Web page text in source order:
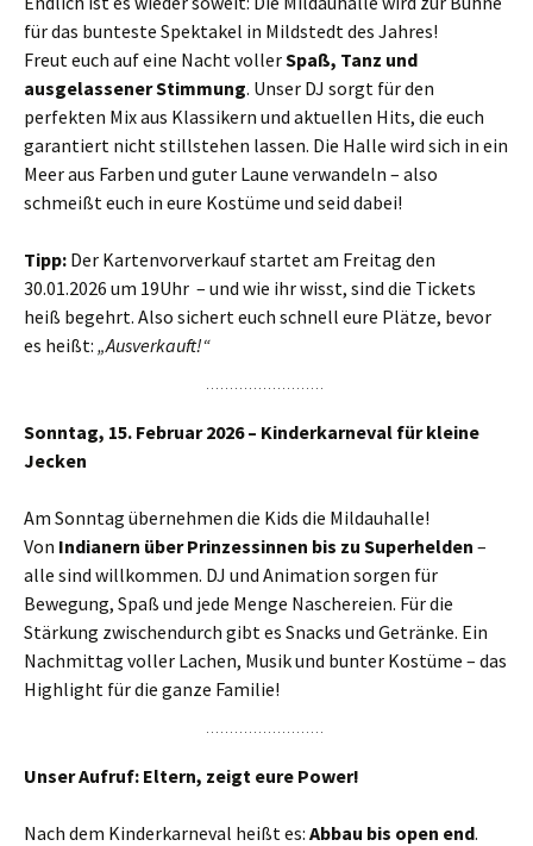
für das bunteste Spektakel in Mildstedt des Jahres!
Freut euch auf eine Nacht vollerSpaß, Tanz und
ausgelassener Stimmung. Unser DJ sorgt für den
perfekten Mix aus Klassikern und aktuellen Hits, die euch
garantiert nicht stillstehen lassen. Die Halle wird sich in ein
Meer aus Farben und guter Laune verwandeln – also
schmeißt euch in eure Kostüme und seid dabei!
Tipp: Der Kartenvorverkauf startet am Freitag den
30.01.2026 um 19Uhr – und wie ihr wisst, sind die Tickets
heiß begehrt. Also sichert euch schnell eure Plätze, bevor
es heißt: „Ausverkauft!“
Sonntag, 15. Februar 2026 – Kinderkarneval für kleine
Jecken
Am Sonntag übernehmen die Kids die Mildauhalle!
Von Indianern über Prinzessinnen bis zu Superhelden –
alle sind willkommen. DJ und Animation sorgen für
Bewegung, Spaß und jede Menge Naschereien. Für die
Stärkung zwischendurch gibt es Snacks und Getränke. Ein
Nachmittag voller Lachen, Musik und bunter Kostüme – das
Highlight für die ganze Familie!
Unser Aufruf: Eltern, zeigt eure Power!
Nach dem Kinderkarneval heißt es: Abbau bis open end.